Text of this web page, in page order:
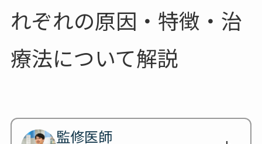
れぞれの原因・特徴・治
療法について解説
監修医師